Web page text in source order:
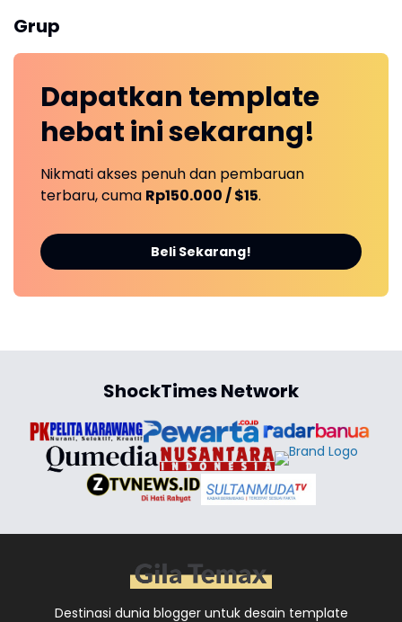
Grup
Dapatkan template
hebat inisekarang!
Nikmati akses penuh dan pembaruan
terbaru, cuma Rp150.000 / $15.
Beli Sekarang!
ShockTimes Network
Destinasi dunia blogger untuk desain template